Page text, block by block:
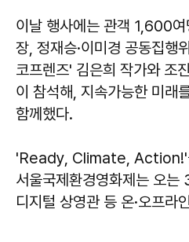
이날 행사에는 관객 1,600
장, 정재승·이미경 공동집행
코프렌즈' 김은희 작가와 조
이 참석해, 지속가능한 미래
함께했다.
'Ready, Climate, Action!'
서울국제환경영화제는 오는
디지털 상영관 등 온·오프라